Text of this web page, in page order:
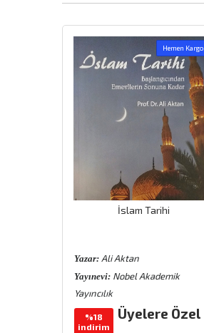
Hemen Kargo
İslam Tarihi
Yazar:Ali Aktan
Yayınevi:Nobel Akademik
Yayıncılık
%18
indirim
Üyelere Özel